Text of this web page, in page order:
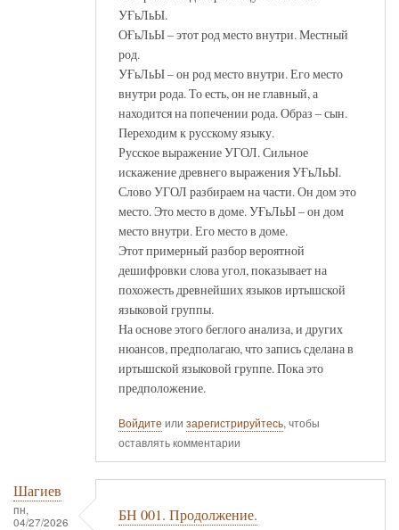
УҒьЛьЫ.
ОҒьЛьЫ – этот род место внутри. Местный
род.
УҒьЛьЫ – он род место внутри. Его место
внутри рода. То есть, он не главный, а
находится на попечении рода. Образ – сын.
Переходим к русскому языку.
Русское выражение УГОЛ. Сильное
искажение древнего выражения УҒьЛьЫ.
Слово УГОЛ разбираем на части. Он дом это
место. Это место в доме. УҒьЛьЫ – он дом
место внутри. Его место в доме.
Этот примерный разбор вероятной
дешифровки слова угол, показывает на
похожесть древнейших языков иртышской
языковой группы.
На основе этого беглого анализа, и других
нюансов, предполагаю, что запись сделана в
иртышской языковой группе. Пока это
предположение.
Войдите или зарегистрируйтесь, чтобы
оставлять комментарии
Шагиев
пн,
04/27/2026
БН 001. Продолжение.